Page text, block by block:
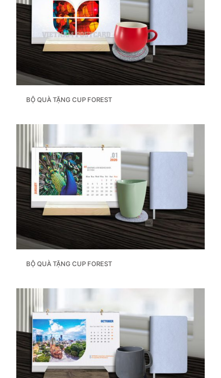
BỘ QUÀ TẶNG CUP FOREST
BỘ QUÀ TẶNG CUP FOREST